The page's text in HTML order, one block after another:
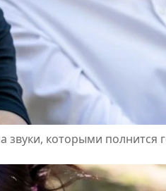
звуки, которыми полнится